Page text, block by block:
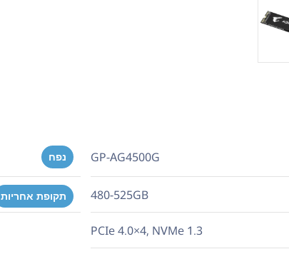
GP-AG4500G
480-525GB
PCIe 4.0×4, NVMe 1.3
נפח
תקופת אחריות